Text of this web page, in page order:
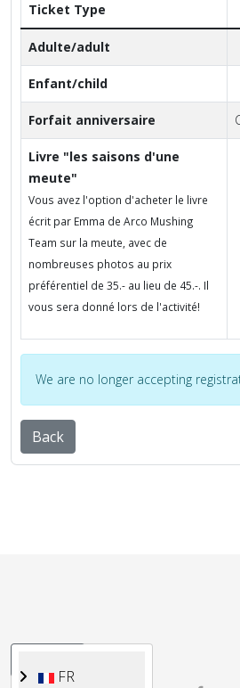
Ticket Type
Adulte/adult
Enfant/child
Forfait anniversaire
Livre "les saisons d'une
meute"
Vous avez l'option d'acheter le livre
écrit par Emma de Arco Mushing
Team sur la meute, avec de
nombreuses photos au prix
préférentiel de 35.- au lieu de 45.-. Il
vous sera donné lors de l'activité!
We are no longer accepting
Back
FR